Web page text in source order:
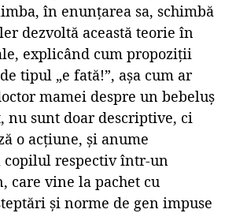
în enunțarea sa, schimbă
dezvoltă această teorie în
explicând cum propoziții
tipul „e fată!”, așa cum ar
mamei despre un bebeluș
nu sunt doar descriptive, ci
o acțiune, și anume
copilul respectiv într-un
care vine la pachet cu
și norme de gen impuse